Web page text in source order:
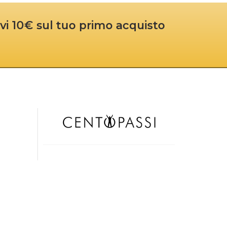
10€ sul tuo primo acquisto